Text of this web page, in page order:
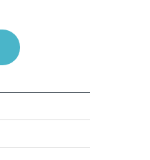
(bulk) quantity